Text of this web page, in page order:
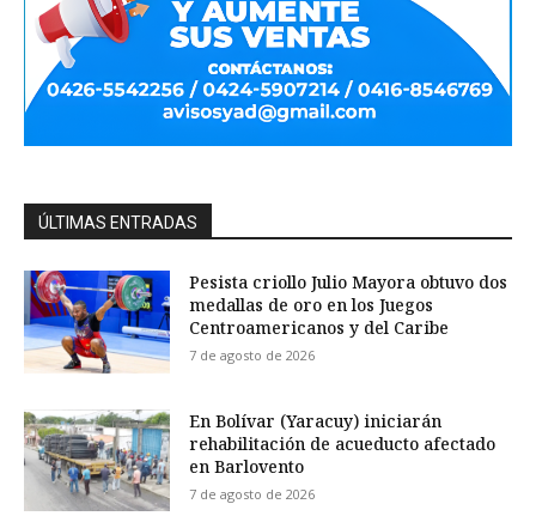
ÚLTIMAS ENTRADAS
Pesista criollo Julio Mayora obtuvo dos
medallas de oro en los Juegos
Centroamericanos y del Caribe
7 de agosto de 2026
En Bolívar (Yaracuy) iniciarán
rehabilitación de acueducto afectado
en Barlovento
7 de agosto de 2026